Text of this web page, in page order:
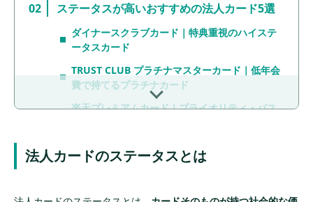
ステータスが高いおすすめの法人カード5選
ダイナースクラブカード｜特典重視のハイステ
ータスカード
TRUST CLUB プラチナマスターカード｜低年会
費で持てるプラチナカード
楽天プレミアムカード｜プライオリティ・パス
経費・納税でもたまる高還元法人カード
帯の使いやすいプラチナカード
法人カードのステータスとは